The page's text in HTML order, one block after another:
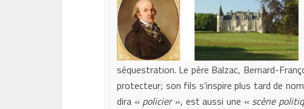
séquestration. Le père Balzac, Bernard-
protecteur; son fils s’inspire plus tard de
dira « policier», est aussi une « scène